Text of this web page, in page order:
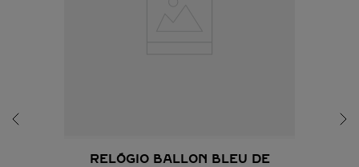
RELÓGIO BALLON BLEU DE